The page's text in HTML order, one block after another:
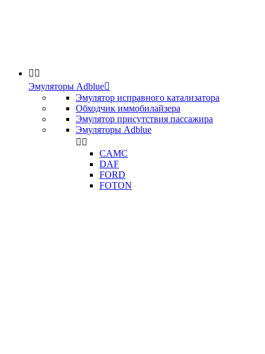
 
Эмуляторы Adblue
Эмулятор исправного катализатора
Обходчик иммобилайзера
Эмулятор присутствия пассажира
Эмуляторы Adblue
 
CAMC
DAF
FORD
FOTON